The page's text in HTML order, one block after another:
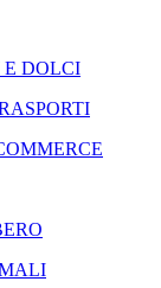
DOLCI